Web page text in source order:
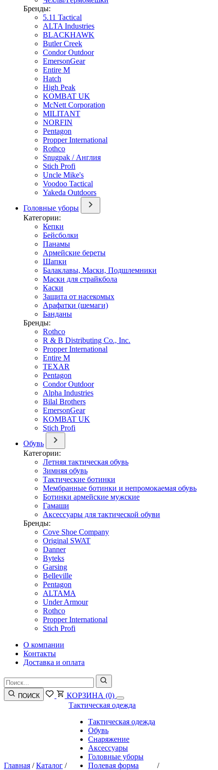
Бренды:
5.11 Tactical
ALTA Industries
BLACKHAWK
Butler Creek
Condor Outdoor
EmersonGear
Entire M
Hatch
High Peak
KOMBAT UK
McNett Corporation
MILITANT
NORFIN
Pentagon
Propper International
Rothco
Snugpak / Англия
Stich Profi
Uncle Mike's
Voodoo Tactical
Yakeda Outdoors
Головные уборы
Категории:
Кепки
Бейсболки
Панамы
Армейские береты
Шапки
Балаклавы, Маски, Подшлемники
Маски для страйкбола
Каски
Защита от насекомых
Арафатки (шемаги)
Банданы
Бренды:
Rothco
R & B Distributing Co., Inc.
Propper International
Entire M
TEXAR
Pentagon
Condor Outdoor
Alpha Industries
Bilal Brothers
EmersonGear
KOMBAT UK
Stich Profi
Обувь
Категории:
Летняя тактическая обувь
Зимняя обувь
Тактические ботинки
Мембранные ботинки и непромокаемая обувь
Ботинки армейские мужские
Гамаши
Аксессуары для тактической обуви
Бренды:
Cove Shoe Company
Original SWAT
Danner
Byteks
Garsing
Belleville
Pentagon
ALTAMA
Under Armour
Rothco
Propper International
Stich Profi
О компании
Контакты
Доставка и оплата
ПОИСК КОРЗИНА (0)
Главная /Каталог /
Тактическая одежда
Тактическая одежда
Обувь
Снаряжение
Аксессуары
Головные уборы
Полевая форма
/